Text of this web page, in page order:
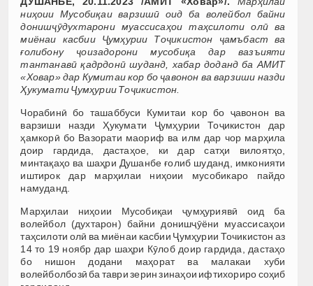
ниҳоии Мусобиқаи варзишӣ оид ба волейбол байни
донишҷӯдухтарони муассисаҳои таҳсилоти олӣ ва
миёнаи касбии Ҷумҳурии Тоҷикистон ҷамъбаст ва
ғолибону ҷоизадорони мусобиқа дар вазъияти
тантанавӣ қадрдонӣ шуданд, хабар доданд ба АМИТ
«Ховар» дар Кумитаи кор бо ҷавонон ва варзиши назди
Ҳукумати Ҷумҳурии Тоҷикистон.
Чорабинӣ бо ташаббуси Кумитаи кор бо ҷавонон ва
варзиши назди Ҳукумати Ҷумҳурии Тоҷикистон дар
ҳамкорӣ бо Вазорати маориф ва илм дар чор марҳила
доир гардида, дастаҳое, ки дар сатҳи вилоятҳо,
минтақаҳо ва шаҳри Душанбе ғолиб шуданд, имконияти
иштирок дар марҳилаи ниҳоии мусобикаро пайдо
намуданд.
Марҳилаи ниҳоии Мусобиқаи ҷумҳуриявӣ оид ба
волейбол (духтарон) байни донишҷӯёни муассисаҳои
таҳсилоти олӣ ва миёнаи касбии Ҷумҳурии Точикистон аз
14 то 19 ноябр дар шаҳри Кӯлоб доир гардида, дастаҳо
бо нишон додани маҳорат ва малакаи хуби
волейболбозӣ ба таври зерин зинаҳои ифтихориро соҳиб